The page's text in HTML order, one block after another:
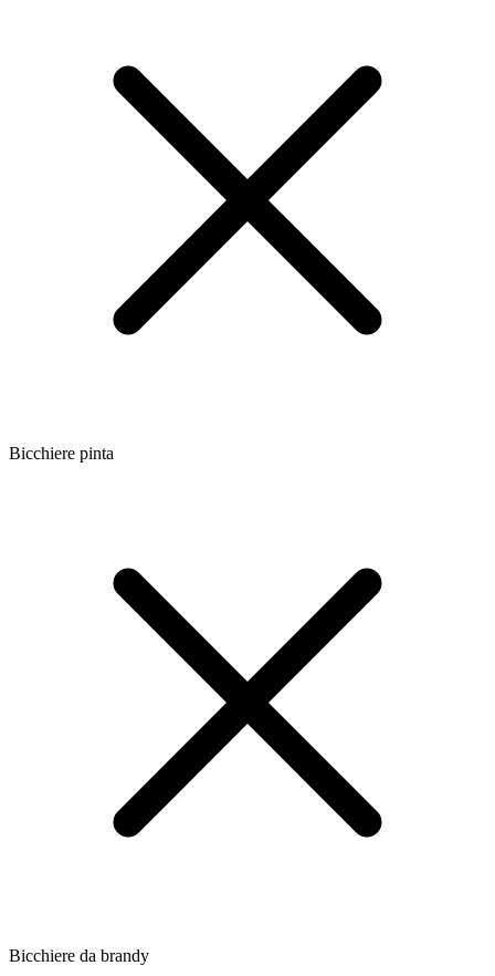
Bicchiere pinta
Bicchiere da brandy